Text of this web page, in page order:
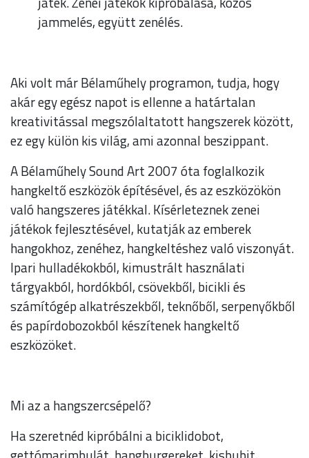
jammelés, együtt zenélés.
Aki volt már Bélaműhely programon, tudja, hogy
akár egy egész napot is ellenne a határtalan
kreativitással megszólaltatott hangszerek között,
ez egy külön kis világ, ami azonnal beszippant.
A Bélaműhely Sound Art 2007 óta foglalkozik
hangkeltő eszközök építésével, és az eszközökön
való hangszeres játékkal. Kísérleteznek zenei
játékok fejlesztésével, kutatják az emberek
hangokhoz, zenéhez, hangkeltéshez való viszonyát.
Ipari hulladékokból, kimustrált használati
tárgyakból, hordókból, csövekből, bicikli és
számítógép alkatrészekből, teknőből, serpenyőkből
és papírdobozokból készítenek hangkeltő
eszközöket.
Mi az a hangszercsépelő?
Ha szeretnéd kipróbálni a biciklidobot,